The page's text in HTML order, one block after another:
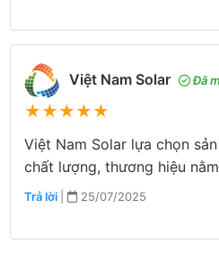
Việt Nam Solar Đã
★★★★★
Việt Nam Solar lựa chọn
chất lượng, thương hiệu
Trả lời | 25/07/2025